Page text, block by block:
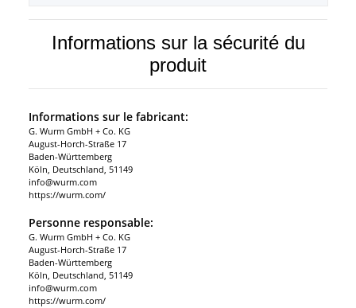
Informations sur la sécurité du
produit
Informations sur le fabricant:
G. Wurm GmbH + Co. KG
August-Horch-Straße 17
Baden-Württemberg
Köln, Deutschland, 51149
info@wurm.com
https://wurm.com/
Personne responsable:
G. Wurm GmbH + Co. KG
August-Horch-Straße 17
Baden-Württemberg
Köln, Deutschland, 51149
info@wurm.com
https://wurm.com/